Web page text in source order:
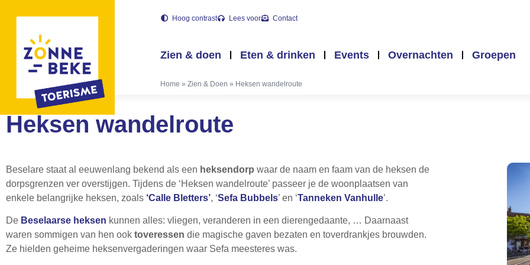
Hoog contrast Lees voor Contact
Zien & doen Eten & drinken Events Overnachten Groepen
Home » Zien & Doen » Heksen wandelroute
Heksen wandelroute
Beselare staat al eeuwenlang bekend als een heksendorp waar de naam en faam van de heksen de
dorpsgrenzen ver overstijgen. Tijdens de ‘Heksen wandelroute’ passeer je de woonplaatsen van
enkele belangrijke heksen, zoals ‘Calle Bletters’, ‘Sefa Bubbels’ en ‘Tanneken Vanhulle’.
De Beselaarse heksen kunnen alles: vliegen, veranderen in een dierengedaante, … Daarnaast
waren sommigen van hen ook toveressen die magische gaven bezaten en toverdrankjes brouwden.
Ze hielden geheime heksenvergaderingen waar Sefa meesteres was.